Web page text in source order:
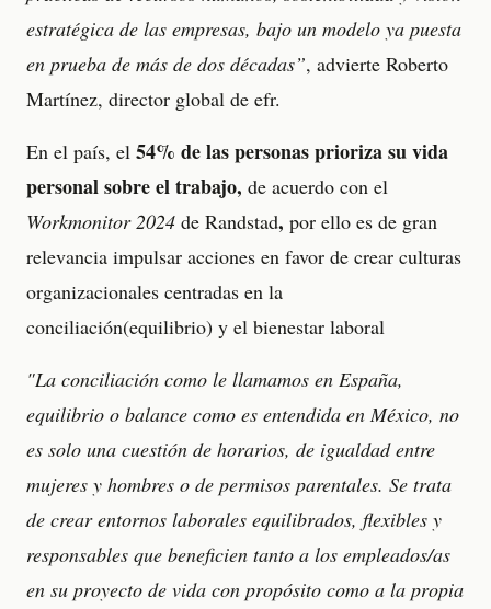
estratégica de las empresas, bajo un modelo ya puesta
en prueba de más de dos décadas”, advierte Roberto
Martínez, director global de efr.
En el país, el 54% de las personas prioriza su vida
personal sobre el trabajo, de acuerdo con el
Workmonitor 2024 de Randstad, por ello es de gran
relevancia impulsar acciones en favor de crear culturas
organizacionales centradas en la
conciliación(equilibrio) y el bienestar laboral
"La conciliación como le llamamos en España,
equilibrio o balance como es entendida en México, no
es solo una cuestión de horarios, de igualdad entre
mujeres y hombres o de permisos parentales. Se trata
de crear entornos laborales equilibrados, flexibles y
responsables que beneficien tanto a los empleados/as
en su proyecto de vida con propósito como a la propia